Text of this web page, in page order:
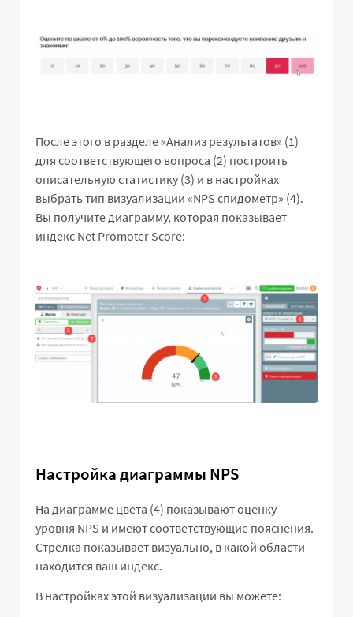
После этого в разделе «Анализ результатов» (1)
для соответствующего вопроса (2) построить
описательную статистику (3) и в настройках
выбрать тип визуализации «NPS спидометр» (4).
Вы получите диаграмму, которая показывает
индекс Net Promoter Score:
Настройка диаграммы NPS
На диаграмме цвета (4) показывают оценку
уровня NPS и имеют соответствующие пояснения.
Стрелка показывает визуально, в какой области
находится ваш индекс.
В настройках этой визуализации вы можете: